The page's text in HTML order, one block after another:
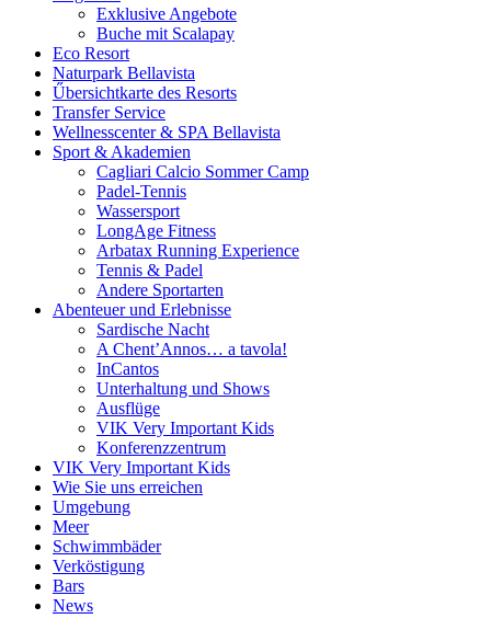
Exklusive Angebote
Buche mit Scalapay
Eco Resort
Naturpark Bellavista
Űbersichtkarte des Resorts
Transfer Service
Wellnesscenter & SPA Bellavista
Sport & Akademien
Cagliari Calcio Sommer Camp
Padel-Tennis
Wassersport
LongAge Fitness
Arbatax Running Experience
Tennis & Padel
Andere Sportarten
Abenteuer und Erlebnisse
Sardische Nacht
A Chent’Annos… a tavola!
InCantos
Unterhaltung und Shows
Ausflüge
VIK Very Important Kids
Konferenzzentrum
VIK Very Important Kids
Wie Sie uns erreichen
Umgebung
Meer
Schwimmbäder
Verköstigung
Bars
News